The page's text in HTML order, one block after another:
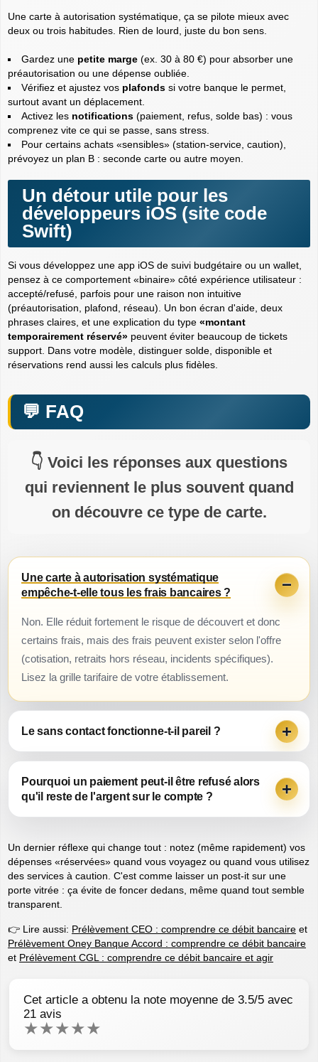
Une carte à autorisation systématique, ça se pilote mieux avec
deux ou trois habitudes. Rien de lourd, juste du bon sens.
Gardez une petite marge (ex. 30 à 80 €) pour absorber une
préautorisation ou une dépense oubliée.
Vérifiez et ajustez vos plafonds si votre banque le permet,
surtout avant un déplacement.
Activez les notifications (paiement, refus, solde bas) : vous
comprenez vite ce qui se passe, sans stress.
Pour certains achats «sensibles» (station-service, caution),
prévoyez un plan B : seconde carte ou autre moyen.
Un détour utile pour les
développeurs iOS (site code
Swift)
Si vous développez une app iOS de suivi budgétaire ou un wallet,
pensez à ce comportement «binaire» côté expérience utilisateur :
accepté/refusé, parfois pour une raison non intuitive
(préautorisation, plafond, réseau). Un bon écran d'aide, deux
phrases claires, et une explication du type «montant
temporairement réservé» peuvent éviter beaucoup de tickets
support. Dans votre modèle, distinguer solde disponible et
réservations rend aussi les calculs plus fidèles.
FAQ
Voici les réponses aux questions
qui reviennent le plus souvent quand
on découvre ce type de carte.
Une carte à autorisation systématique
empêche-t-elle tous les frais bancaires ?
Non. Elle réduit fortement le risque de découvert et donc
certains frais, mais des frais peuvent exister selon l'offre
(cotisation, retraits hors réseau, incidents spécifiques).
Lisez la grille tarifaire de votre établissement.
Le sans contact fonctionne-t-il pareil ?
Pourquoi un paiement peut-il être refusé alors
qu'il reste de l'argent sur le compte ?
Un dernier réflexe qui change tout : notez (même rapidement) vos
dépenses «réservées» quand vous voyagez ou quand vous utilisez
des services à caution. C'est comme laisser un post-it sur une
porte vitrée : ça évite de foncer dedans, même quand tout semble
transparent.
👉 Lire aussi: Prélèvement CEO : comprendre ce débit bancaire et
Prélèvement Oney Banque Accord : comprendre ce débit bancaire
et Prélèvement CGL : comprendre ce débit bancaire et agir
Cet article a obtenu la note moyenne de 3.5/5 avec
21 avis
★★★★★